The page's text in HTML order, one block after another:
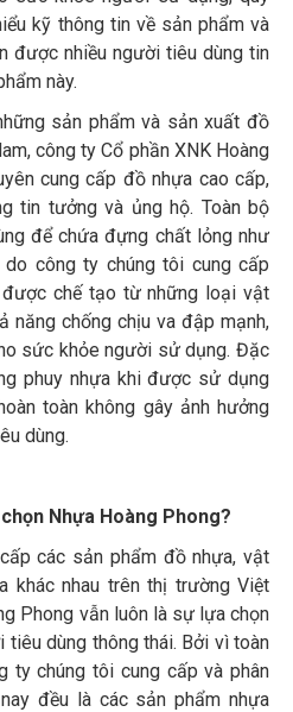
kỹ thông tin về sản phẩm và
được nhiều người tiêu dùng tin
này.
sản phẩm và sản xuất đồ
công ty Cổ phần XNK Hoàng
cung cấp đồ nhựa cao cấp,
tin tưởng và ủng hộ. Toàn bộ
để chứa đựng chất lỏng như
do công ty chúng tôi cung cấp
chế tạo từ những loại vật
năng chống chịu va đập mạnh,
sức khỏe người sử dụng. Đặc
phuy nhựa khi được sử dụng
toàn không gây ảnh hưởng
dùng.
Nhựa Hoàng Phong?
các sản phẩm đồ nhựa, vật
khác nhau trên thị trường Việt
Phong vẫn luôn là sự lựa chọn
tiêu dùng thông thái. Bởi vì toàn
ty chúng tôi cung cấp và phân
đều là các sản phẩm nhựa